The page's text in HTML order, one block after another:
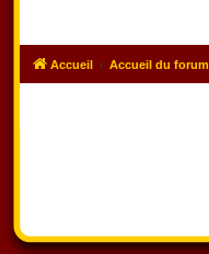
Accueil Accueil du forum